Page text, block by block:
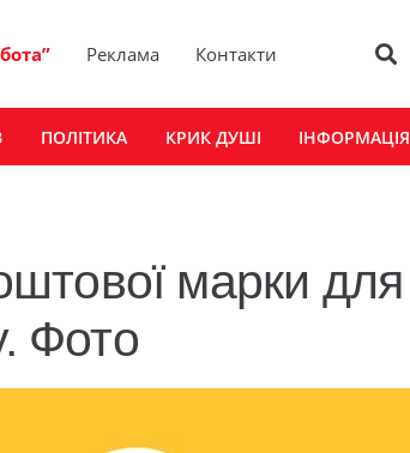
Реклама Контакти
ПОЛІТИКА КРИК ДУШІ ІНФОРМАЦІЯ
марки для
Фото